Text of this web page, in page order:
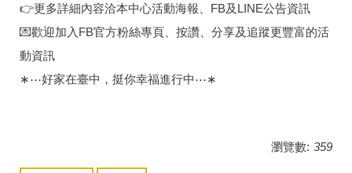
👉更多詳細內容洽本中心活動海報、FB及LINE公告資訊
💌歡迎加入FB官方粉絲專頁、按讚、分享及追蹤更豐富的活
動資訊
∗⋯好家在臺中，挺你幸福進行中⋯∗
瀏覽數: 359